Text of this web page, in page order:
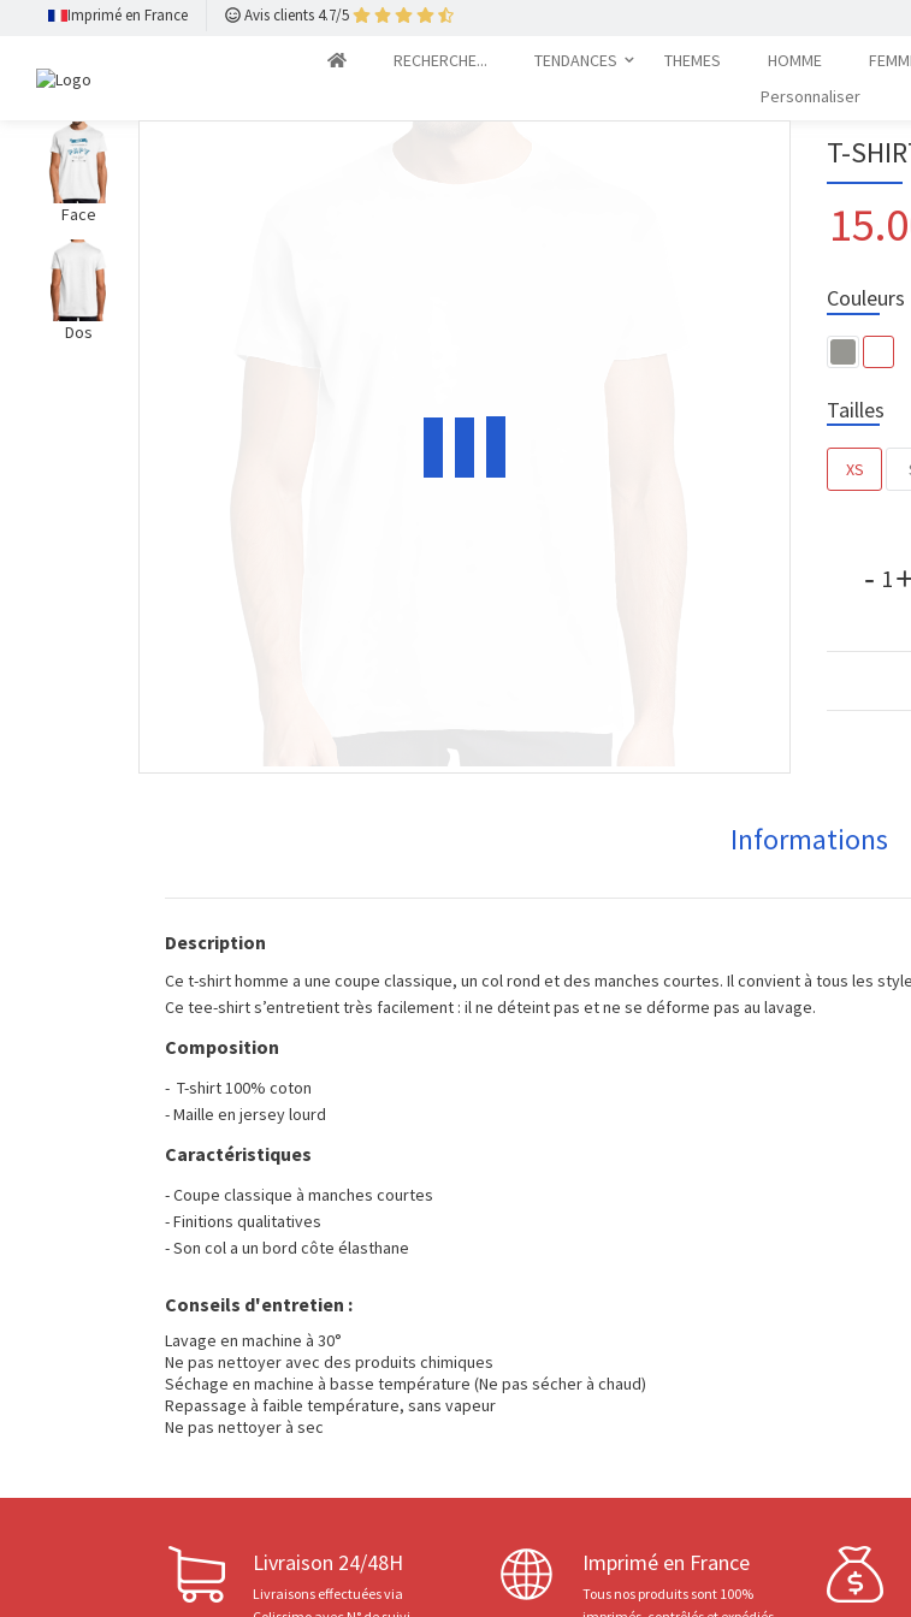
Imprimé en France Avis clients 4.7/5
RECHERCHE... TENDANCES THEMES HOMME
Personnaliser
Face
Dos
T-
Couleurs
Tailles
XS
-
Informations
Description
Ce t-shirt homme a une coupe classique, un col rond et des manches courtes. Il convient à tous les
Ce tee-shirt s’entretient très facilement : il ne déteint pas et ne se déforme pas au lavage.
Composition
- T-shirt 100% coton
- Maille en jersey lourd
Caractéristiques
- Coupe classique à manches courtes
- Finitions qualitatives
- Son col a un bord côte élasthane
Conseils d'entretien :
Lavage en machine à 30°
Ne pas nettoyer avec des produits chimiques
Séchage en machine à basse température (Ne pas sécher à chaud)
Repassage à faible température, sans vapeur
Ne pas nettoyer à sec
Livraison 24/48H
Livraisons effectuées via
Imprimé en France
Tous nos produits sont 100%